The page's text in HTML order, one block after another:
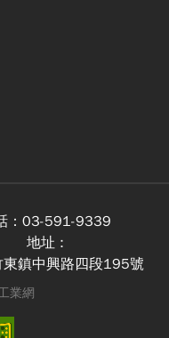
： 03-591-9339
地址 :
東鎮中興路四段195號
業網